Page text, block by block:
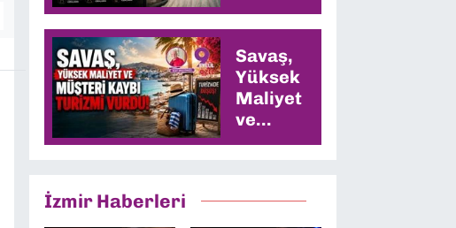
Savaş,
Yüksek
Maliyet
ve
Müşteri
Vurdu
İzmir Haberleri